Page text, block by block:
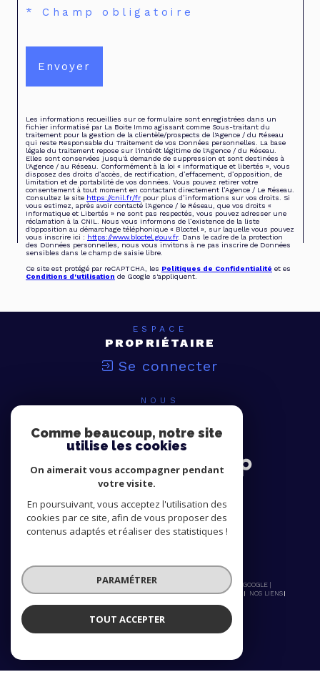
* Champ obligatoire
Envoyer
Les informations recueillies sur ce formulaire sont enregistrées dans un
fichier informatisé par La Boite Immo agissant comme Sous-traitant du
traitement pour la gestion de la clientèle/prospects de l'Agence / du Réseau
qui reste Responsable du Traitement de vos Données personnelles. La base
légale du traitement repose sur l'intérêt légitime de l'Agence / du Réseau.
Elles sont conservées jusqu'à demande de suppression et sont destinées à
l'Agence / au Réseau. Conformément à la loi « informatique et libertés », vous
disposez des droits d’accès, de rectification, d’effacement, d’opposition, de
limitation et de portabilité de vos données. Vous pouvez retirer votre
consentement à tout moment en contactant directement l’Agence / Le Réseau.
Consultez le site https://cnil.fr/fr pour plus d’informations sur vos droits. Si
vous estimez, après avoir contacté l'Agence / le Réseau, que vos droits «
Informatique et Libertés » ne sont pas respectés, vous pouvez adresser une
réclamation à la CNIL. Nous vous informons de l’existence de la liste
d'opposition au démarchage téléphonique « Bloctel », sur laquelle vous pouvez
vous inscrire ici : https://www.bloctel.gouv.fr. Dans le cadre de la protection
des Données personnelles, nous vous invitons à ne pas inscrire de Données
sensibles dans le champ de saisie libre.
Ce site est protégé par reCAPTCHA, les Politiques de Confidentialité et es
Conditions d'utilisation de Google s'appliquent.
ESPACE
PROPRIÉTAIRE
Se connecter
NOUS
© 2026 | TOUS DROITS RÉSERVÉS | TRADUCTION POWERED BY GOOGLE |
NOS HONORAIRES
PLAN DU SITE MENTIONS LÉGALES ADMIN
NOS LIENS
Comme beaucoup, notre site
utilise les cookies
On aimerait vous accompagner pendant
votre visite.
En poursuivant, vous acceptez l'utilisation des
cookies par ce site, afin de vous proposer des
contenus adaptés et réaliser des statistiques !
PARAMÉTRER
TOUT ACCEPTER